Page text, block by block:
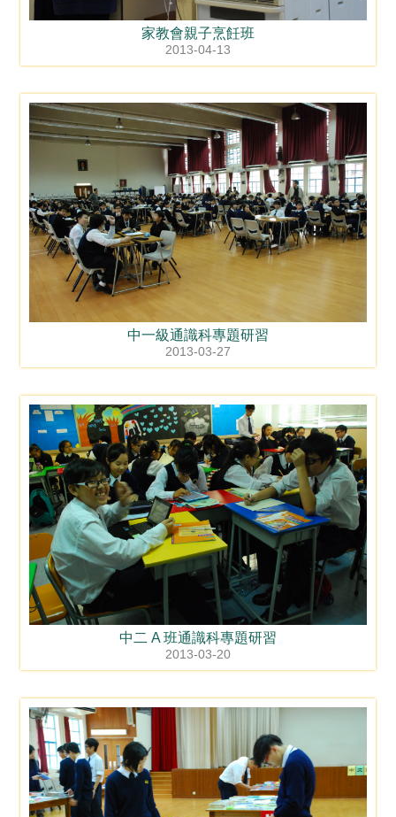
家教會親子烹飪班
2013-04-13
中一級通識科專題研習
2013-03-27
中二 A 班通識科專題研習
2013-03-20